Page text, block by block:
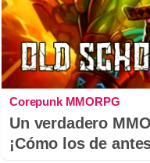
Corepunk MMORPG
Un verdadero
¡Cómo los de